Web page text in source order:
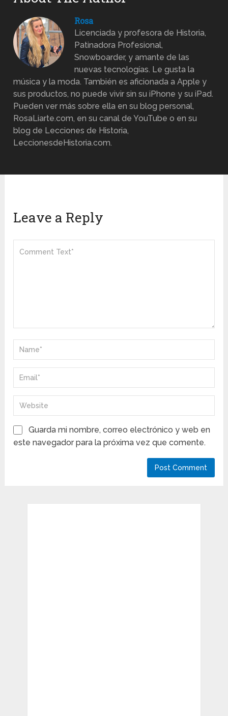
Rosa
Licenciada y profesora de Historia,
Patinadora Profesional,
Snowboarder, y amante de las
nuevas tecnologías. Le gusta la
música y la moda. También es aficionada a Apple y
sus productos, no puede vivir sin su iPhone y su iPad.
Pueden ver más sobre ella en su blog personal,
RosaLiarte.com, en su canal de YouTube o en su
blog de Lecciones de Historia,
LeccionesdeHistoria.com.
Leave a Reply
Guarda mi nombre, correo electrónico y web en
este navegador para la próxima vez que comente.